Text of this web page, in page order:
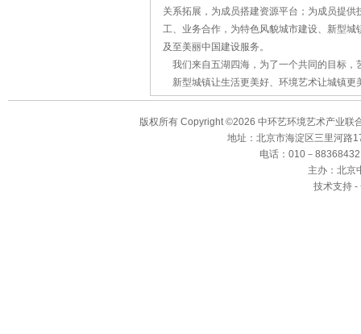
关系拓展，为成员搭建资源平台；为成员提
工、业务合作，为特色风貌城市建设、新型
及至美丽中国建设服务。
我们来自五湖四海，为了一个共同的目标，
新型城镇让生活更美好、环境艺术让城镇更
版权所有 Copyright ©2026 中环艺环境艺术产业联
地址：北京市海淀区三里河路
电话：010－
主办：北京
技术支持 -